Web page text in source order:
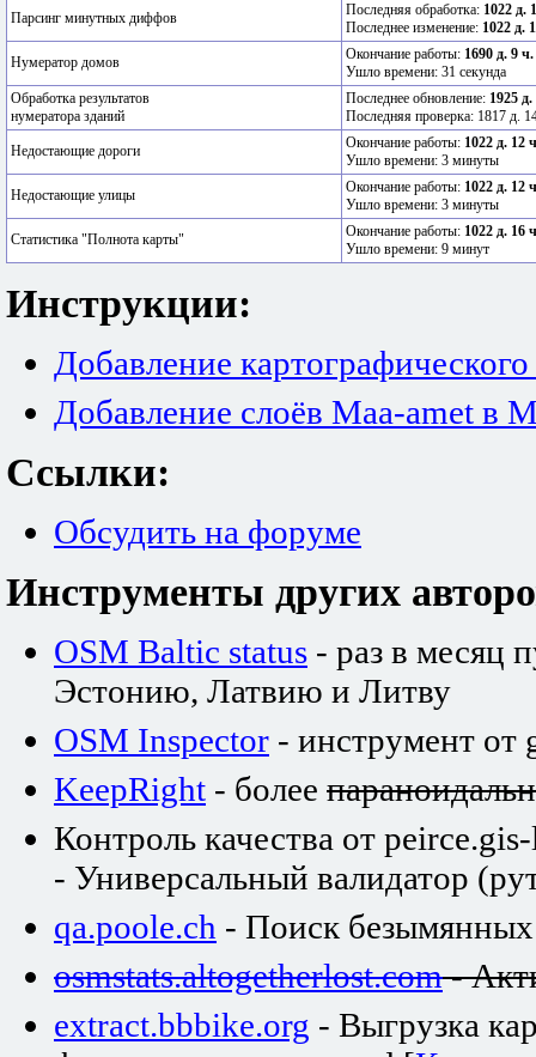
Парсинг минутных диффов Последняя обработка: 1022 д.
Последнее изменение: 1022 д.
Нумератор домов Окончание работы: 1690 д. 9
Ушло времени: 31 секунда
Обработка результатов
нумератора зданий
Последнее обновление: 1925
Последняя проверка: 1817 д.
Недостающие дороги Окончание работы: 1022 д. 12
Ушло времени: 3 минуты
Недостающие улицы Окончание работы: 1022 д. 12
Ушло времени: 3 минуты
Статистика "Полнота карты" Окончание работы: 1022 д. 16
Ушло времени: 9 минут
Инструкции:
Добавление
Добавление слоёв Maa-amet в
Ссылки:
Обсудить на форуме
Инструменты других
OSM Baltic status - раз в месяц
Эстонию, Латвию и Литву
OSM Inspector - инструмент от
KeepRight - более
Контроль качества от
- Универсальный валидатор
qa.poole.ch - Поиск
osmstats.altogetherlost.com-
extract.bbbike.org - Выгрузка